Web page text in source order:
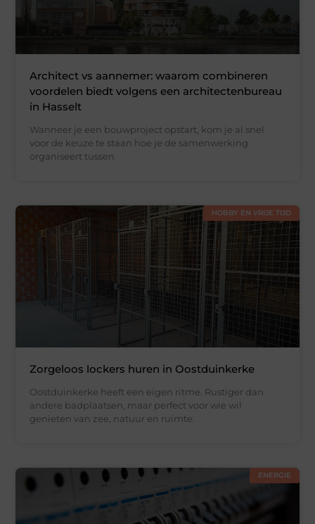
Architect vs aannemer: waarom combineren
voordelen biedt volgens een architectenbureau
in Hasselt
Wanneer je een bouwproject opstart, kom je al snel
voor de keuze te staan hoe je de samenwerking
organiseert tussen
HOBBY EN VRIJE TIJD
Zorgeloos lockers huren in Oostduinkerke
Oostduinkerke heeft een eigen ritme. Rustiger dan
andere badplaatsen, maar perfect voor wie wil
genieten van zee, natuur en ruimte.
ENERGIE